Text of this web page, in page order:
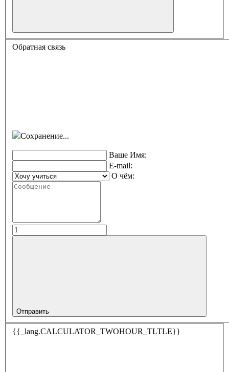
Обратная связь
Сохранение...
Ваше Имя:
E-mail:
О чём:
Отправить
{{_lang.CALCULATOR_TWOHOUR_TLTLE}}